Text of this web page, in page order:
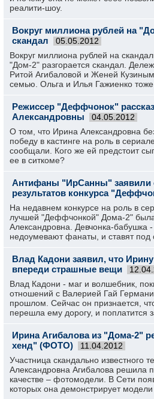
реалити-шоу.
Вокруг миллиона рублей на
скандал
05.05.2012
Вокруг миллиона рублей на
"Дом-2" разгорается скандал.
Ритой Агибаловой и Женей
семью. Ольга и Илья Гажиенко тоже
Режиссер "Деффчонок"
Александровны
04.05.2012
О том, что Ирина Александровна
победу в кастинге на роль в
сообщали. Кого же ей предстоит
ее в ситкоме?
Антифаны "ИрСанны" заявили
результатов конкурса
На недавнем конкурсе на роль в
лучшей "Деффчонкой" Дома-2"
Александровна. Девчонка-бабушка -
недоумевают фанаты, и ставят под
Влад Кадони заявил, что
впереди страшные вещи
Влад Кадони - маг и волшебник,
отношений с Валерией Гай
прошлом. Сейчас он признается,
перешла ему дорогу, и поплатится
Ирина Агибалова из "Дома-2"
хенд" (ФОТО)
11.04.2012
Участница скандально известного
Александровна Агибалова решила
качестве – фотомодели. В Сети
которых она демонстрирует